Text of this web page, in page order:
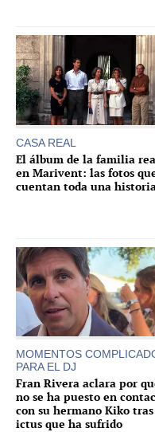
CASA REAL
El álbum de la familia
en Marivent: las fotos
cuentan toda una historia
MOMENTOS
PARA EL DJ
Fran Rivera aclara por
no se ha puesto en
con su hermano Kiko
ictus que ha sufrido